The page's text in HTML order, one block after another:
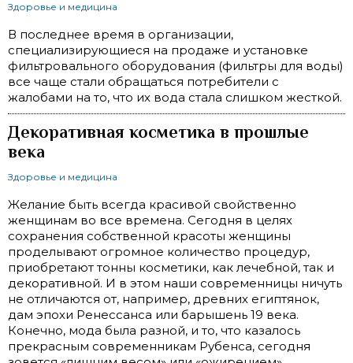
Здоровье и медицина
В последнее время в организации,
специализирующиеся на продаже и установке
фильтровального оборудования (фильтры для воды)
все чаще стали обращаться потребители с
жалобами на то, что их вода стала слишком жесткой.
Декоративная косметика в прошлые
века
Здоровье и медицина
Желание быть всегда красивой свойственно
женщинам во все времена. Сегодня в целях
сохранения собственной красоты женщины
проделывают огромное количество процедур,
приобретают тонны косметики, как лечебной, так и
декоративной. И в этом наши современницы ничуть
не отличаются от, например, древних египтянок,
дам эпохи Ренессанса или барышень 19 века.
Конечно, мода была разной, и то, что казалось
прекрасным современникам Рубенса, сегодня